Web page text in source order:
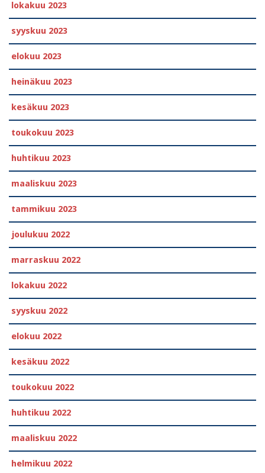
lokakuu 2023
syyskuu 2023
elokuu 2023
heinäkuu 2023
kesäkuu 2023
toukokuu 2023
huhtikuu 2023
maaliskuu 2023
tammikuu 2023
joulukuu 2022
marraskuu 2022
lokakuu 2022
syyskuu 2022
elokuu 2022
kesäkuu 2022
toukokuu 2022
huhtikuu 2022
maaliskuu 2022
helmikuu 2022